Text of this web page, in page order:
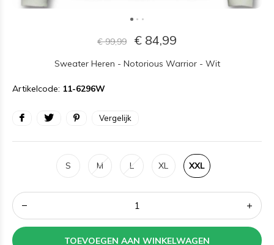
€ 99,99 € 84,99
Sweater Heren - Notorious Warrior - Wit
Artikelcode: 11-6296W
Vergelijk
S M L XL XXL
TOEVOEGEN AAN WINKELWAGEN